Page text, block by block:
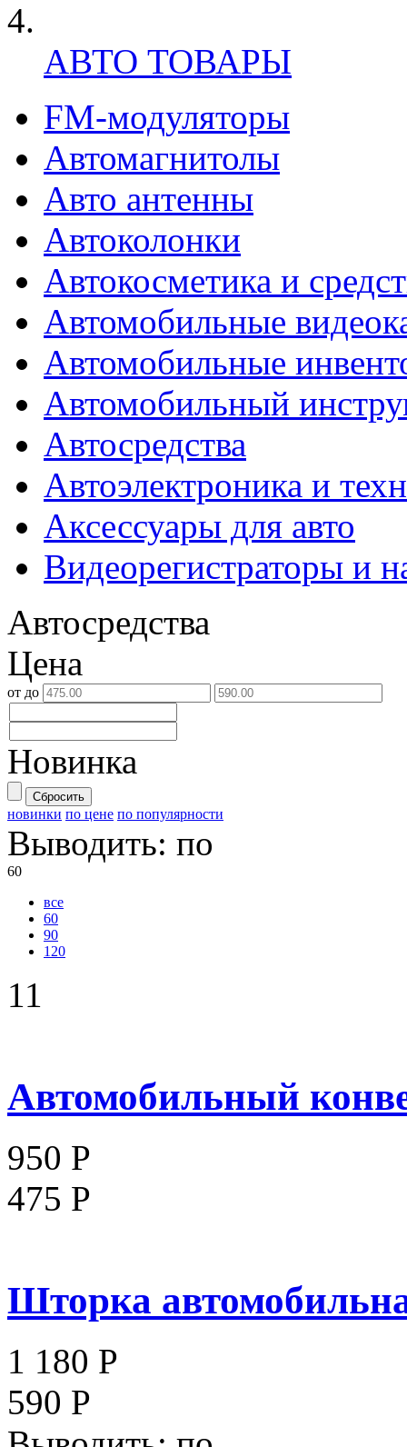
АВТО ТОВАРЫ
FM-модуляторы
Автомагнитолы
Авто антенны
Автоколонки
Автокосметика и
Автомобильные
Автомобильные
Автомобильный
Автосредства
Автоэлектроника и
Аксессуары для авто
Видеорегистраторы и
Автосредства
Цена
от до
Новинка
Сбросить
новинки по цене по популярности
Выводить: по
60
все
60
90
120
11
Автомобильный
950 Р
475 Р
Шторка
1 180 Р
590 Р